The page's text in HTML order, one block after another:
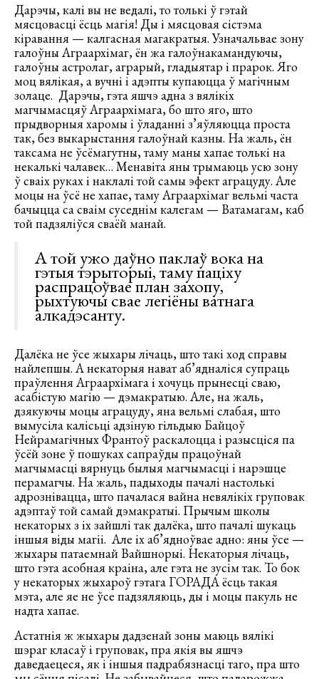
Дарэчы, калі вы не ведалі, то толькі ў гэтай
мясцовасці ёсць магія! Ды і мясцовая сістэма
кіравання — калгасная магакратыя. Узначальвае зону
галоўны Аграархімаг, ён жа галоўнакамандуючы,
галоўны астролаг, аграрый, гладыятар і прарок. Яго
моц вялікая, а вучні і адэпты купаюцца ў магічным
золаце. Дарэчы, гэта яшчэ адна з вялікіх
магчымасцяў Аграархімага, бо што яго, што
прыдворныя харомы і ўладанні з’яўляюцца проста
так, без выкарыстання галоўнай казны. На жаль, ён
таксама не ўсёмагутны, таму маны хапае толькі на
некалькі чалавек… Менавіта яны трымаюць усю зону
ў сваіх руках і наклалі той самы эфект аграцуду. Але
моцы на ўсё не хапае, таму Аграархімаг вельмі часта
бачыцца са сваім суседнім калегам — Ватамагам, каб
той падзяліўся сваёй манай.
А той ужо даўно паклаў вока на
гэтыя тэрыторыі, таму паціху
распрацоўвае план захопу,
рыхтуючы свае легіёны ватнага
алкадэсанту.
Далёка не ўсе жыхары лічаць, што такі ход справы
найлепшы. А некаторыя нават аб’ядналіся супраць
праўлення Аграархімага і хочуць прынесці сваю,
асабістую магію — дэмакратыю. Але, на жаль,
дзякуючы моцы аграцуду, яна вельмі слабая, што
вымусіла калісьці адзіную гільдыю Байцоў
Нейрамагічных Франтоў раскалоцца і разысціся па
ўсёй зоне ў пошуках сапраўды працоўнай
магчымасці вярнуць былыя магчымасці і нарэшце
перамагчы. На жаль, падыходы пачалі настолькі
адрознівацца, што пачалася вайна невялікіх груповак
адэптаў той самай дэмакратыі. Прычым школы
некаторых з іх зайшлі так далёка, што пачалі шукаць
іншыя віды магіі. Але іх аб’ядноўвае адно: яны ўсе —
жыхары патаемнай Вайшнорыі. Некаторыя лічаць,
што гэта асобная краіна, але гэта не зусім так. То бок
у некаторых жыхароў гэтага ГОРАДА ёсць такая
мэта, але яе не ўсе падзяляюць, ды і моцы пакуль не
надта хапае.
Астатнія ж жыхары дадзенай зоны маюць вялікі
шэраг класаў і груповак, пра якія вы яшчэ
даведаецеся, як і іншыя падрабязнасці таго, пра што